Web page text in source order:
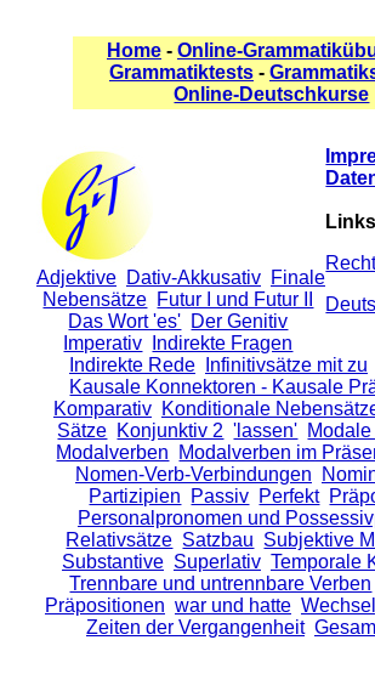
Home- Online-
Grammatiktests-
Online-Deutschkurse
Adjektive Dativ-Akkusativ Finale
Nebensätze Futur I und Futur II
Das Wort 'es' Der Genitiv
Imperativ
Indirekte Fragen
Indirekte Rede
Infinitivsätze mit zu
Kausale Konnektoren - Kausale
Komparativ Konditionale
Sätze Konjunktiv 2 'lassen'
Modalverben
Modalverben im
Nomen-Verb-Verbindungen
Partizipien
Passiv Perfekt
Personalpronomen und
Relativsätze Satzbau Subjektive
Substantive Superlativ Temporale
Trennbare und untrennbare Verben
Präpositionen war und hatte
Zeiten der Vergangenheit